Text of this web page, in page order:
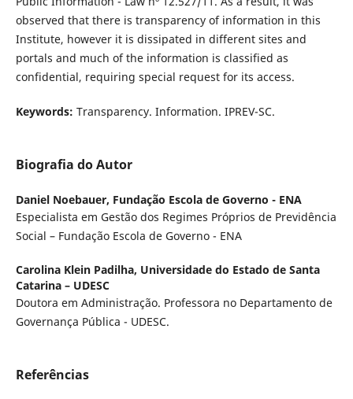
observed that there is transparency of information in this
Institute, however it is dissipated in different sites and
portals and much of the information is classified as
confidential, requiring special request for its access.
Keywords: Transparency. Information. IPREV-SC.
Biografia do Autor
Daniel Noebauer, Fundação Escola de Governo - ENA
Especialista em Gestão dos Regimes Próprios de Previdência
Social – Fundação Escola de Governo - ENA
Carolina Klein Padilha, Universidade do Estado de Santa
Catarina – UDESC
Doutora em Administração. Professora no Departamento de
Governança Pública - UDESC.
Referências